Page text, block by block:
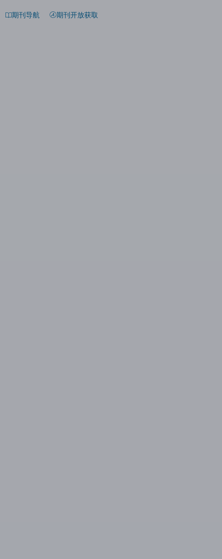
期刊导航 期刊开放获取